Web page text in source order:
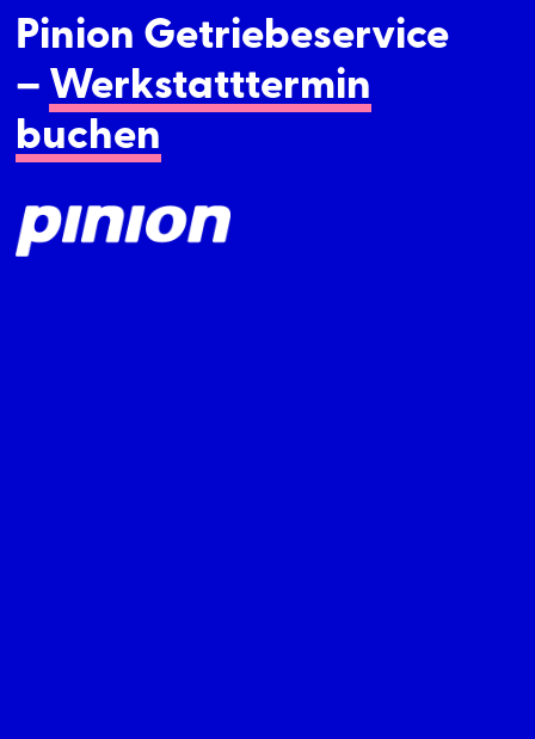
Pinion Getriebe­service
–Werkstatt­termin
buchen